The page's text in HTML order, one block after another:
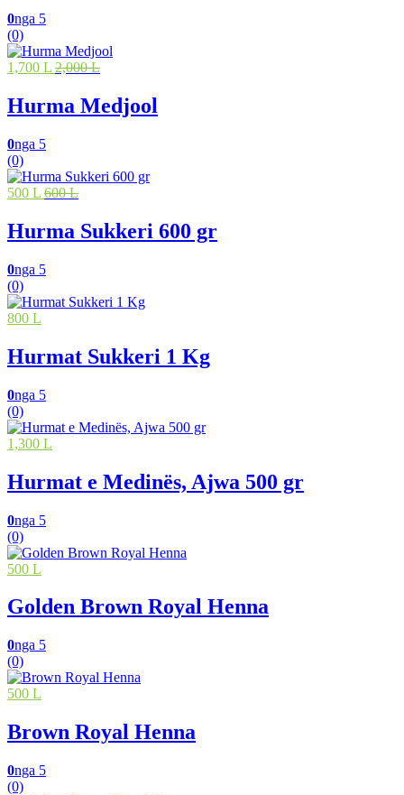
0nga 5
(0)
1,700 L 2,000 L
Hurma Medjool
0nga 5
(0)
500 L 600 L
Hurma Sukkeri 600 gr
0nga 5
(0)
800 L
Hurmat Sukkeri 1 Kg
0nga 5
(0)
1,300 L
Hurmat e Medinës, Ajwa 500 gr
0nga 5
(0)
500 L
Golden Brown Royal Henna
0nga 5
(0)
500 L
Brown Royal Henna
0nga 5
(0)